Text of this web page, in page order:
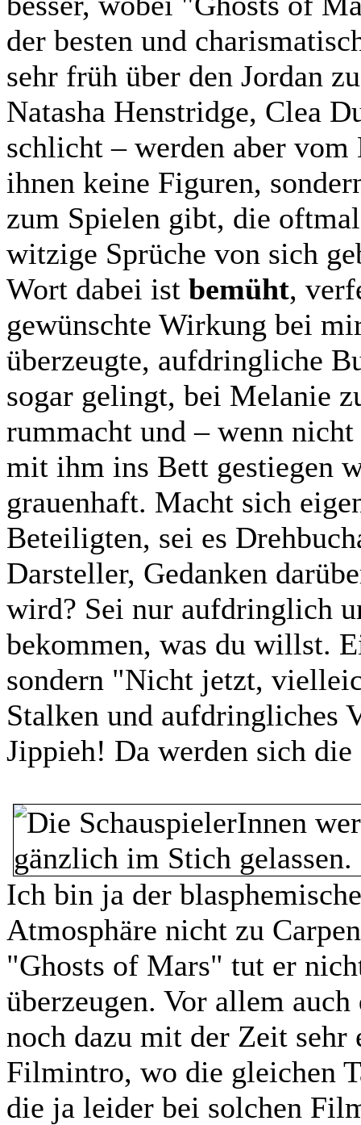
der besten und
sehr früh über den Jordan
Natasha Henstridge, Clea
schlicht – werden aber vom
ihnen keine Figuren,
zum Spielen gibt, die
witzige Sprüche von sich
Wort dabei ist bemüht,
gewünschte Wirkung bei
überzeugte, aufdringliche
sogar gelingt, bei Melanie
rummacht und – wenn
mit ihm ins Bett gestiegen
grauenhaft. Macht sich
Beteiligten, sei es
Darsteller, Gedanken
wird? Sei nur aufdringlich
bekommen, was du willst.
sondern "Nicht jetzt,
Stalken und aufdringliches
Jippieh! Da werden sich
Ich bin ja der
Atmosphäre nicht zu
"Ghosts of Mars" tut er
überzeugen. Vor allem
noch dazu mit der Zeit
Filmintro, wo die gleichen
die ja leider bei solchen